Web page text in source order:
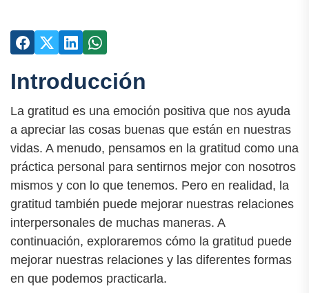
Introducción
La gratitud es una emoción positiva que nos ayuda
a apreciar las cosas buenas que están en nuestras
vidas. A menudo, pensamos en la gratitud como una
práctica personal para sentirnos mejor con nosotros
mismos y con lo que tenemos. Pero en realidad, la
gratitud también puede mejorar nuestras relaciones
interpersonales de muchas maneras. A
continuación, exploraremos cómo la gratitud puede
mejorar nuestras relaciones y las diferentes formas
en que podemos practicarla.